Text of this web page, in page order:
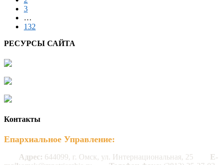
3
…
132
РЕСУРСЫ САЙТА
Контакты
Епархиальное Управление:
Адрес: 644099, г. Омск, ул. Интернациональная, 25
E-